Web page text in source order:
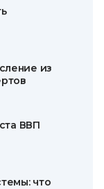
из
ВВП
что